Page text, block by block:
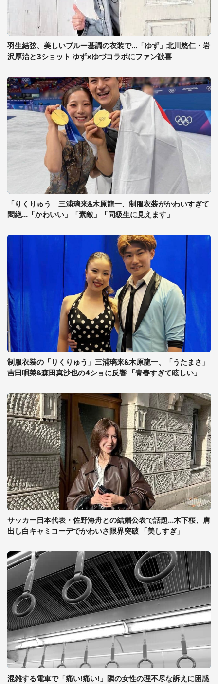
羽生結弦、美しいブルー基調の衣装で...「ゆず」北川悠仁・岩
沢厚治と3ショット ゆず×ゆづコラボにファン歓喜
「りくりゅう」三浦璃来&木原龍一、制服衣装がかわいすぎて
悶絶...「かわいい」「素敵」「同級生に見えます」
制服衣装の「りくりゅう」三浦璃来&木原龍一、「うたまさ」
吉田唄菜&森田真沙也の4ショに反響 「青春すぎて眩しい」
サッカー日本代表・佐野海舟との結婚公表で話題...木下桜、肩
出し白キャミコーデでかわいさ限界突破 「美しすぎ」
混雑する電車で「痛い!痛い!」隣の女性の理不尽な訴えに困惑